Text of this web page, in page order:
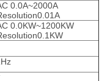
0.0A~2000A
0.0KW~1200KW